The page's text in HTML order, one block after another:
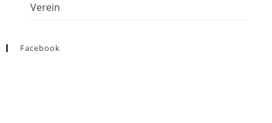
Verein
Facebook